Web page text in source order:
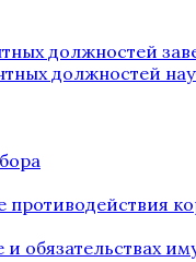
должностей
должностей
и